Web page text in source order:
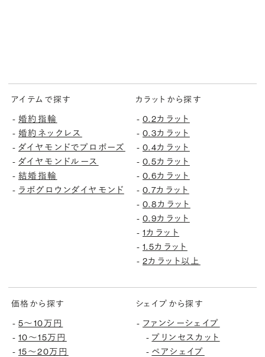
アイテムで探す
- 婚約指輪
- 婚約ネックレス
- ダイヤモンドでプロポーズ
- ダイヤモンドルース
- 結婚指輪
- ラボグロウンダイヤモンド
カラットから探す
- 0.2カラット
- 0.3カラット
- 0.4カラット
- 0.5カラット
- 0.6カラット
- 0.7カラット
- 0.8カラット
- 0.9カラット
- 1カラット
- 1.5カラット
- 2カラット以上
価格から探す
- 5〜10万円
- 10〜15万円
- 15〜20万円
シェイプから探す
- ファンシーシェイプ
- プリンセスカット
- ペアシェイプ